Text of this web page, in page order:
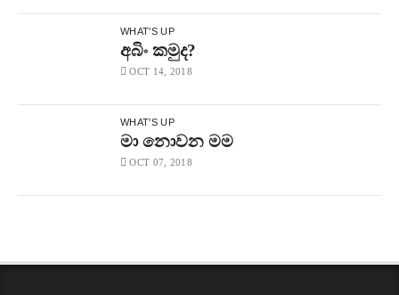
WHAT'S UP
අබිං කමුද?
OCT 14, 2018
WHAT'S UP
මා නොවන මම
OCT 07, 2018